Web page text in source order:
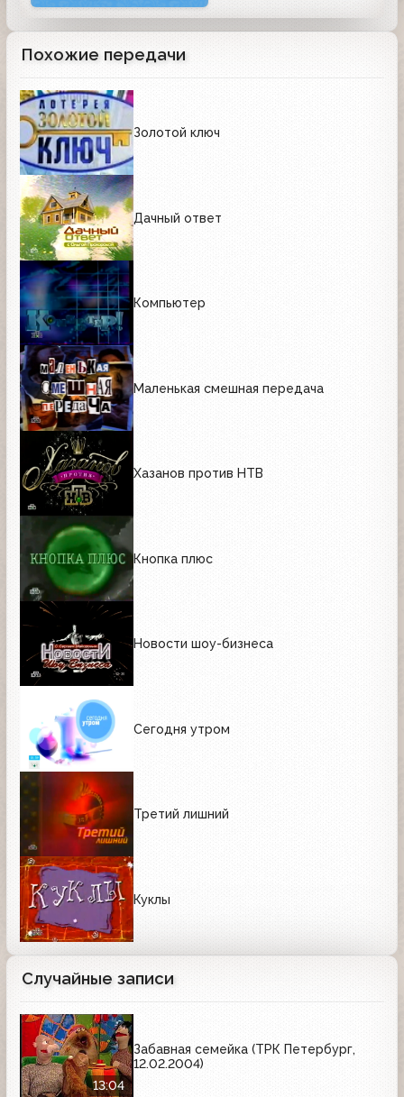
Похожие передачи
Золотой ключ
Дачный ответ
Компьютер
Маленькая смешная передача
Хазанов против НТВ
Кнопка плюс
Новости шоу-бизнеса
Сегодня утром
Третий лишний
Куклы
Случайные записи
13:04
Забавная семейка (ТРК Петербург,
12.02.2004)